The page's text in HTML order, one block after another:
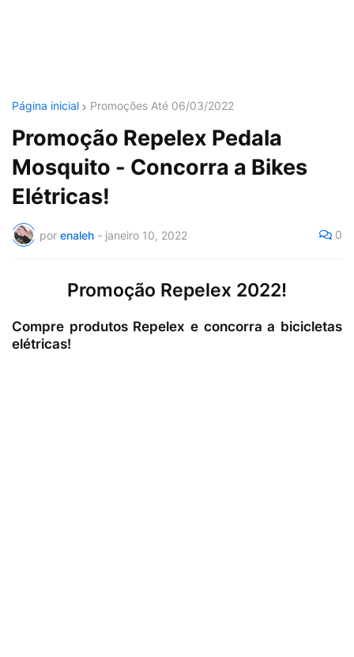
Página inicial Promoções Até 06/03/2022
Promoção Repelex Pedala
Mosquito - Concorra a Bikes
Elétricas!
por enaleh - janeiro 10, 2022 0
Promoção Repelex 2022!
Compre produtos Repelex e concorra a bicicletas
elétricas!